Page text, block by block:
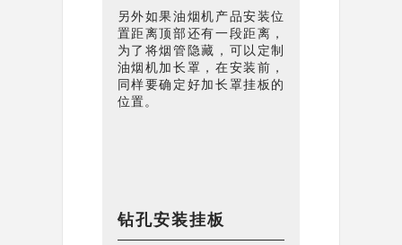
另外如果油烟机产品安装位
置距离顶部还有一段距离，
为了将烟管隐藏，可以定制
油烟机加长罩，在安装前，
同样要确定好加长罩挂板的
位置。
钻孔安装挂板